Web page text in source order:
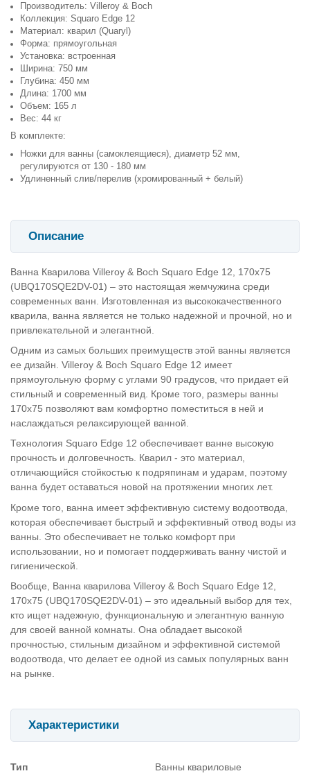
Производитель: Villeroy & Boch
Коллекция: Squaro Edge 12
Материал: кварил (Quaryl)
Форма: прямоугольная
Установка: встроенная
Ширина: 750 мм
Глубина: 450 мм
Длина: 1700 мм
Объем: 165 л
Вес: 44 кг
В комплекте:
Ножки для ванны (самоклеящиеся), диаметр 52 мм,
регулируются от 130 - 180 мм
Удлиненный слив/перелив (хромированный + белый)
Описание
Ванна Кварилова Villeroy & Boch Squaro Edge 12, 170х75
(UBQ170SQE2DV-01) – это настоящая жемчужина среди
современных ванн. Изготовленная из высококачественного
кварила, ванна является не только надежной и прочной, но и
привлекательной и элегантной.
Одним из самых больших преимуществ этой ванны является
ее дизайн. Villeroy & Boch Squaro Edge 12 имеет
прямоугольную форму с углами 90 градусов, что придает ей
стильный и современный вид. Кроме того, размеры ванны
170х75 позволяют вам комфортно поместиться в ней и
наслаждаться релаксирующей ванной.
Технология Squaro Edge 12 обеспечивает ванне высокую
прочность и долговечность. Кварил - это материал,
отличающийся стойкостью к подряпинам и ударам, поэтому
ванна будет оставаться новой на протяжении многих лет.
Кроме того, ванна имеет эффективную систему водоотвода,
которая обеспечивает быстрый и эффективный отвод воды из
ванны. Это обеспечивает не только комфорт при
использовании, но и помогает поддерживать ванну чистой и
гигиенической.
Вообще, Ванна кварилова Villeroy & Boch Squaro Edge 12,
170х75 (UBQ170SQE2DV-01) – это идеальный выбор для тех,
кто ищет надежную, функциональную и элегантную ванную
для своей ванной комнаты. Она обладает высокой
прочностью, стильным дизайном и эффективной системой
водоотвода, что делает ее одной из самых популярных ванн
на рынке.
Характеристики
Тип Ванны квариловые